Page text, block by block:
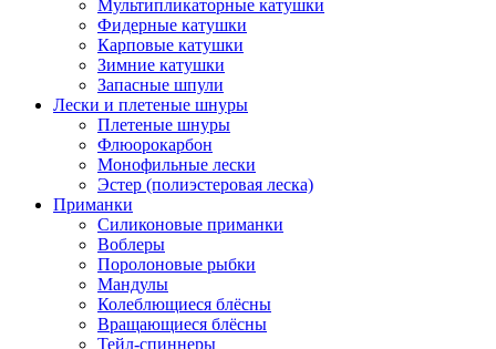
Мультипликаторные катушки
Фидерные катушки
Карповые катушки
Зимние катушки
Запасные шпули
Лески и плетеные шнуры
Плетеные шнуры
Флюорокарбон
Монофильные лески
Эстер (полиэстеровая леска)
Приманки
Силиконовые приманки
Воблеры
Поролоновые рыбки
Мандулы
Колеблющиеся блёсны
Вращающиеся блёсны
Тейл-спиннеры